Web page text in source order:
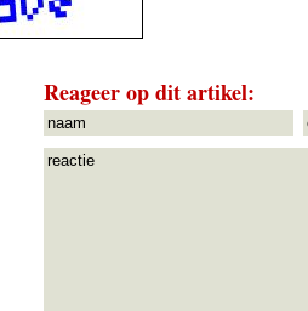
Reageer op dit artikel: